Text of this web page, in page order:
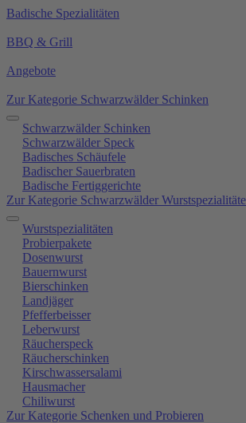
Badische Spezialitäten
BBQ & Grill
Angebote
Zur Kategorie Schwarzwälder Schinken
Schwarzwälder Schinken
Schwarzwälder Speck
Badisches Schäufele
Badischer Sauerbraten
Badische Fertiggerichte
Zur Kategorie Schwarzwälder
Wurstspezialitäten
Probierpakete
Dosenwurst
Bauernwurst
Bierschinken
Landjäger
Pfefferbeisser
Leberwurst
Räucherspeck
Räucherschinken
Kirschwassersalami
Hausmacher
Chiliwurst
Zur Kategorie Schenken und Probieren